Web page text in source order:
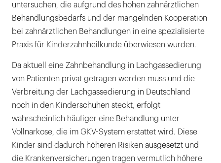
untersuchen, die aufgrund des hohen zahnärztlichen
Behandlungsbedarfs und der mangelnden Kooperation
bei zahnärztlichen Behandlungen in eine spezialisierte
Praxis für Kinderzahnheilkunde überwiesen wurden.
Da aktuell eine Zahnbehandlung in Lachgassedierung
von Patienten privat getragen werden muss und die
Verbreitung der Lachgassedierung in Deutschland
noch in den Kinderschuhen steckt, erfolgt
wahrscheinlich häufiger eine Behandlung unter
Vollnarkose, die im GKV-System erstattet wird. Diese
Kinder sind dadurch höheren Risiken ausgesetzt und
die Krankenversicherungen tragen vermutlich höhere